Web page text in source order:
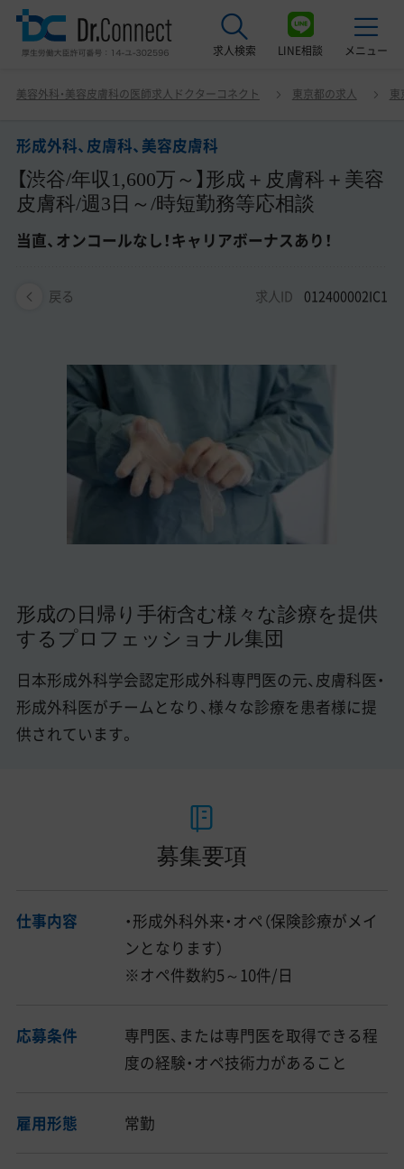
求人検索 LINE相談 メニュー
美容クリニック見学ご希望の方はこちら
サービス紹介
ドクターコネクトの強み
非常勤・アルバイト求人一覧
美容医療医師の転職お役立ちコンテンツ
美容クリニック見学・研修情報
美容外科・美容皮膚科の医師転職体験談
美容医療辞典
医師採用ご担当者様・その他問い合わせ
美容外科・美容皮膚科の医師求人ドクターコネクト 東京都の求人 東
形成外科、皮膚科、美容皮膚科
【渋谷/年収1,600万～】形成＋皮膚科＋美容
皮膚科/週3日～/時短勤務等応相談
当直、オンコールなし！キャリアボーナスあり！
戻る 求人ID 012400002IC1
形成の日帰り手術含む様々な診療を提供
するプロフェッショナル集団
日本形成外科学会認定形成外科専門医の元、皮膚科医・
形成外科医がチームとなり、様々な診療を患者様に提
供されています。
形成外科、皮膚科、美容皮膚科 【渋谷/年収1,600万～】形成
＋皮膚科＋美容皮膚科/週3日～/時短勤務等応相談 当直、
募集要項
仕事内容
・形成外科外来・オペ（保険診療がメイ
ンとなります）
※オペ件数約5～10件/日
応募条件
専門医、または専門医を取得できる程
度の経験・オペ技術力があること
雇用形態 常勤